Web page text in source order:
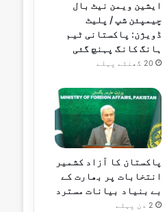
ایشین ویمن نیٹ بال
چیمپئن شپ / پلیٹ
ڈویژن: پاکستانی ٹیم
ہانگ کانگ پہنچ گئی
20 گھنٹے پہلے
پاکستان کا آزاد کشمیر
انتخابات پر بھارت کے
بے بنیاد بیانات مسترد
2 دن پہلے